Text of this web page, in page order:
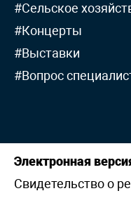
#Сельское
#Концерты
#Выставки
#Вопрос
Электронная
Свидетельство о